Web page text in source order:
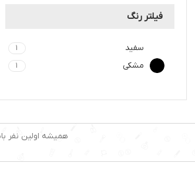
فیلتر رنگ
سفید 1
مشکی 1
همیشه اولین نفر